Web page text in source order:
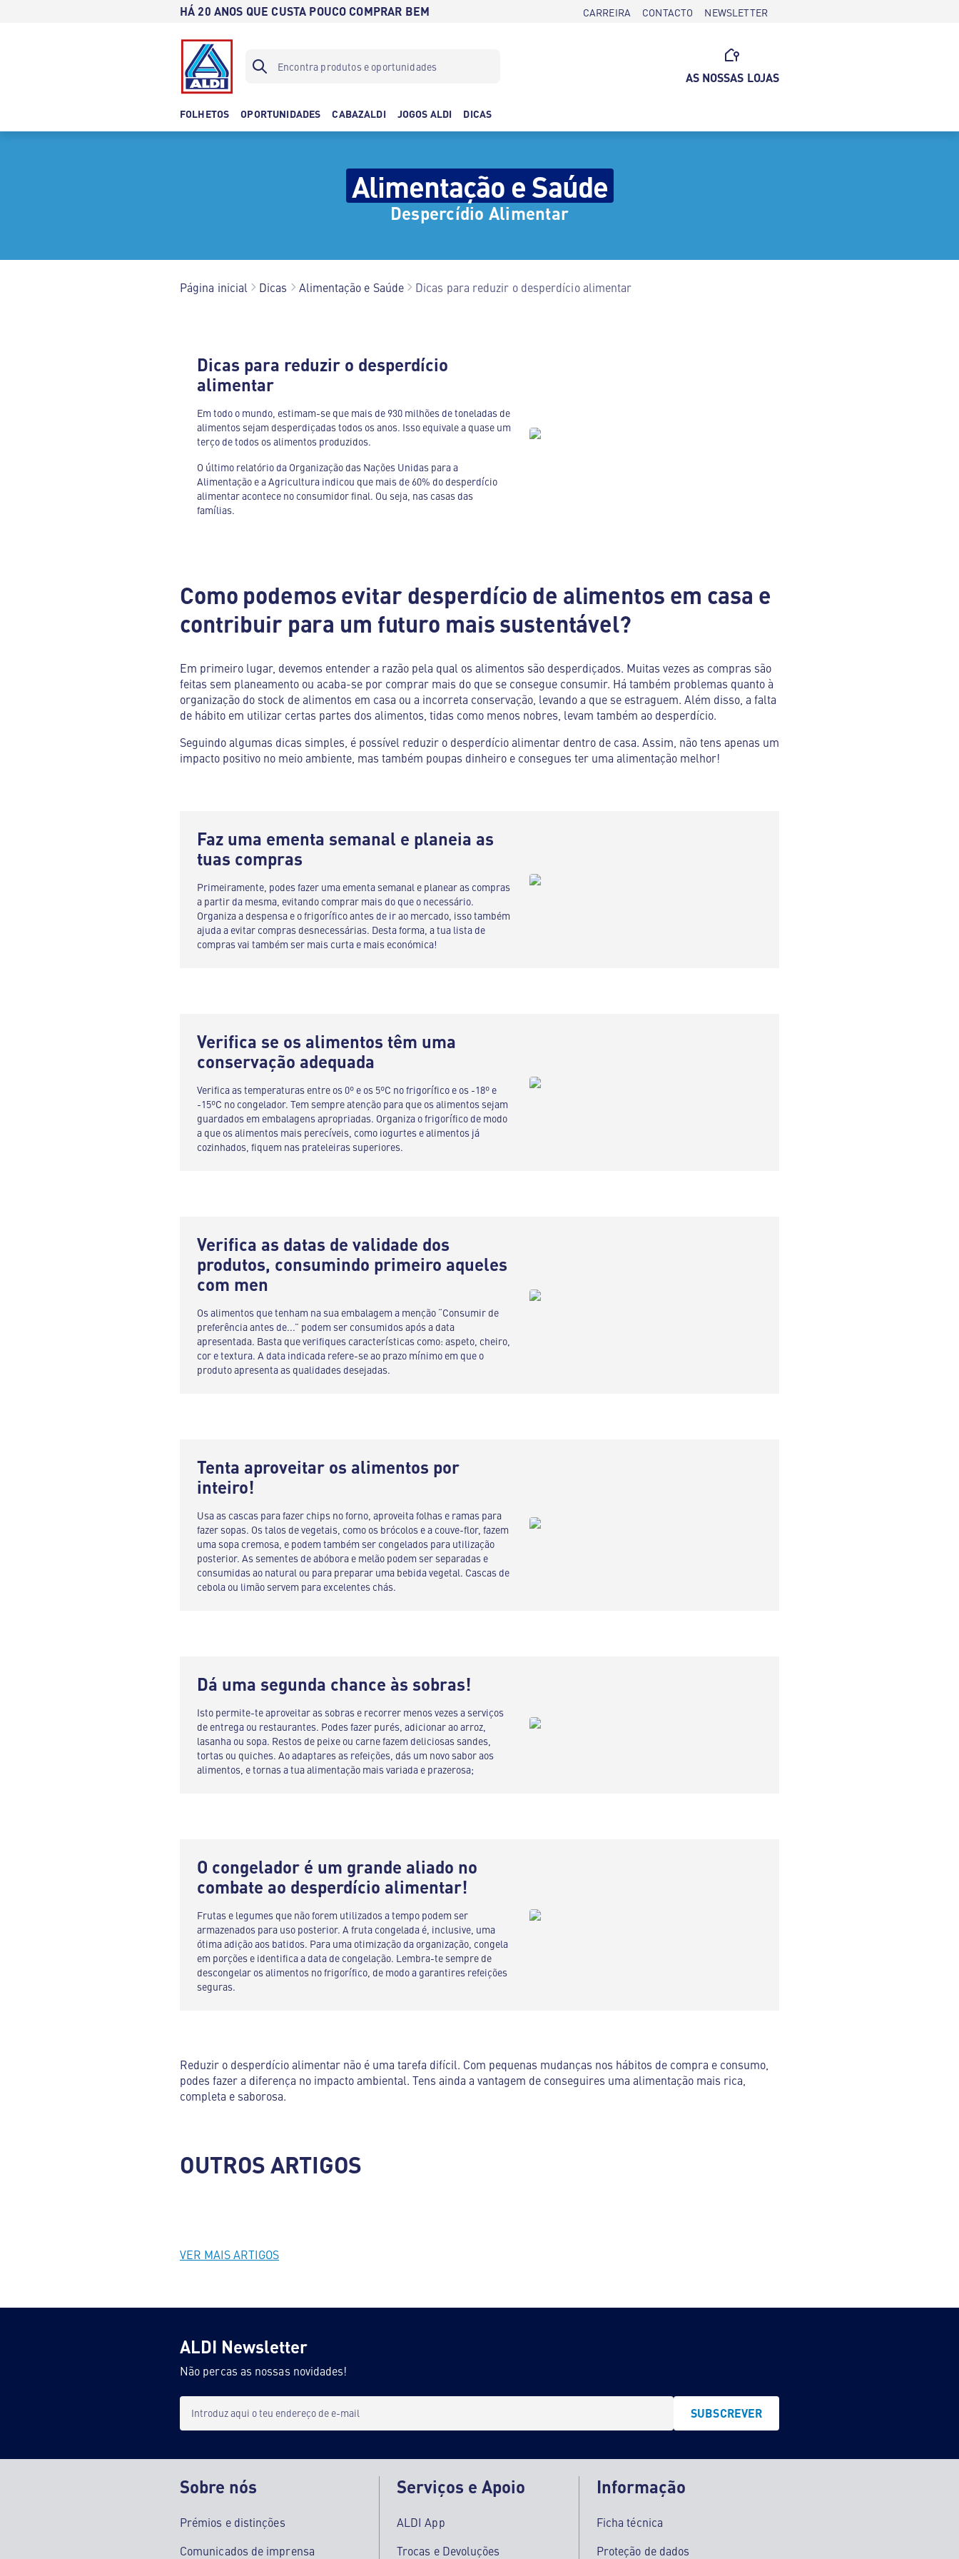
HÁ 20 ANOS QUE CUSTA POUCO COMPRAR BEM CARREIRA CONTACTO NEWSLETTER
AS NOSSAS LOJAS
FOLHETOS OPORTUNIDADES CABAZALDI JOGOS ALDI DICAS
Alimentação e Saúde
Despercídio Alimentar
Página inicial Dicas Alimentação e Saúde Dicas para reduzir o desperdício alimentar
Dicas para reduzir o desperdício
alimentar
Em todo o mundo, estimam-se que mais de 930 milhões de toneladas de
alimentos sejam desperdiçadas todos os anos. Isso equivale a quase um
terço de todos os alimentos produzidos.
O último relatório da Organização das Nações Unidas para a
Alimentação e a Agricultura indicou que mais de 60% do desperdício
alimentar acontece no consumidor final. Ou seja, nas casas das
famílias.
Como podemos evitar desperdício de alimentos em casa e
contribuir para um futuro mais sustentável?
Em primeiro lugar, devemos entender a razão pela qual os alimentos são desperdiçados. Muitas vezes as compras são
feitas sem planeamento ou acaba-se por comprar mais do que se consegue consumir. Há também problemas quanto à
organização do stock de alimentos em casa ou a incorreta conservação, levando a que se estraguem. Além disso, a falta
de hábito em utilizar certas partes dos alimentos, tidas como menos nobres, levam também ao desperdício.
Seguindo algumas dicas simples, é possível reduzir o desperdício alimentar dentro de casa. Assim, não tens apenas um
impacto positivo no meio ambiente, mas também poupas dinheiro e consegues ter uma alimentação melhor!
Faz uma ementa semanal e planeia as
tuas compras
Primeiramente, podes fazer uma ementa semanal e planear as compras
a partir da mesma, evitando comprar mais do que o necessário.
Organiza a despensa e o frigorífico antes de ir ao mercado, isso também
ajuda a evitar compras desnecessárias. Desta forma, a tua lista de
compras vai também ser mais curta e mais económica!
Verifica se os alimentos têm uma
conservação adequada
Verifica as temperaturas entre os 0º e os 5ºC no frigorífico e os -18º e
-15ºC no congelador. Tem sempre atenção para que os alimentos sejam
guardados em embalagens apropriadas. Organiza o frigorífico de modo
a que os alimentos mais perecíveis, como iogurtes e alimentos já
cozinhados, fiquem nas prateleiras superiores.
Verifica as datas de validade dos
produtos, consumindo primeiro aqueles
com men
Os alimentos que tenham na sua embalagem a menção “Consumir de
preferência antes de...” podem ser consumidos após a data
apresentada. Basta que verifiques características como: aspeto, cheiro,
cor e textura. A data indicada refere-se ao prazo mínimo em que o
produto apresenta as qualidades desejadas.
Tenta aproveitar os alimentos por
inteiro!
Usa as cascas para fazer chips no forno, aproveita folhas e ramas para
fazer sopas. Os talos de vegetais, como os brócolos e a couve-flor, fazem
uma sopa cremosa, e podem também ser congelados para utilização
posterior. As sementes de abóbora e melão podem ser separadas e
consumidas ao natural ou para preparar uma bebida vegetal. Cascas de
cebola ou limão servem para excelentes chás.
Dá uma segunda chance às sobras!
Isto permite-te aproveitar as sobras e recorrer menos vezes a serviços
de entrega ou restaurantes. Podes fazer purés, adicionar ao arroz,
lasanha ou sopa. Restos de peixe ou carne fazem deliciosas sandes,
tortas ou quiches. Ao adaptares as refeições, dás um novo sabor aos
alimentos, e tornas a tua alimentação mais variada e prazerosa;
O congelador é um grande aliado no
combate ao desperdício alimentar!
Frutas e legumes que não forem utilizados a tempo podem ser
armazenados para uso posterior. A fruta congelada é, inclusive, uma
ótima adição aos batidos. Para uma otimização da organização, congela
em porções e identifica a data de congelação. Lembra-te sempre de
descongelar os alimentos no frigorífico, de modo a garantires refeições
seguras.
Reduzir o desperdício alimentar não é uma tarefa difícil. Com pequenas mudanças nos hábitos de compra e consumo,
podes fazer a diferença no impacto ambiental. Tens ainda a vantagem de conseguires uma alimentação mais rica,
completa e saborosa.
OUTROS ARTIGOS
VER MAIS ARTIGOS
ALDI Newsletter
Não percas as nossas novidades!
Introduz aqui o teu endereço de e-mail SUBSCREVER
Sobre nós
Prémios e distinções
Comunicados de imprensa
Serviços e Apoio
ALDI App
Trocas e Devoluções
Informação
Ficha técnica
Proteção de dados